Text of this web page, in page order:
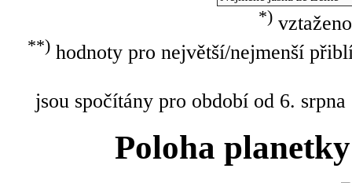
*)
**)hodnoty pro největší/nejmenší
jsou spočítány pro období od 6.
Poloha